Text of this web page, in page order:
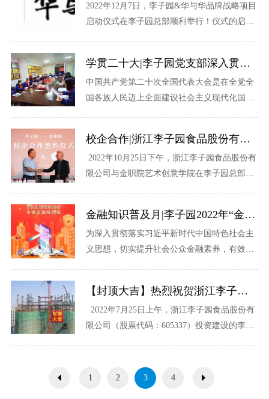
2022年12月7日，李子园&华与华品牌战略项目
启动仪式在李子园总部顺利举行！仪式的启动
学贯二十大|李子园党支部深入贯彻学习党的二十大精神
中国共产党第二十次全国代表大会是在全党全
国各族人民迈上全面建设社会主义现代化国家
紧......
校企合作|浙江李子园食品股份有限公司与金华职业技术学院校企合作签约仪式圆满完成
2022年10月25日下午，浙江李子园食品股份有
限公司与金职院艺术创意学院在李子园总部大
金融知识普及月|李子园2022年“金融知识普及月”活动全面开启
为深入贯彻落实习近平新时代中国特色社会主
义思想，切实提升社会公众金融素养，有效防
局......
【封顶大吉】热烈祝贺浙江李子园食品股份有限公司科创大楼封顶仪式圆满完成
2022年7月25日上午，浙江李子园食品股份有
限公司（股票代码：605337）投资建设的李子
1 2 3 4